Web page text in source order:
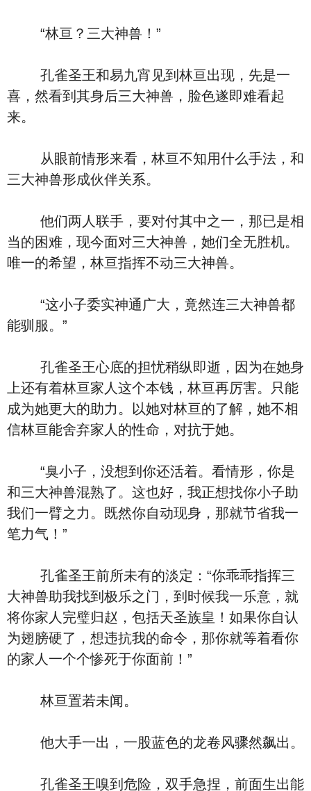
“林亘？三大神兽！”
孔雀圣王和易九宵见到林亘出现，先是一
喜，然看到其身后三大神兽，脸色遂即难看起
来。
从眼前情形来看，林亘不知用什么手法，和
三大神兽形成伙伴关系。
他们两人联手，要对付其中之一，那已是相
当的困难，现今面对三大神兽，她们全无胜机。
唯一的希望，林亘指挥不动三大神兽。
“这小子委实神通广大，竟然连三大神兽都
能驯服。”
孔雀圣王心底的担忧稍纵即逝，因为在她身
上还有着林亘家人这个本钱，林亘再厉害。只能
成为她更大的助力。以她对林亘的了解，她不相
信林亘能舍弃家人的性命，对抗于她。
“臭小子，没想到你还活着。看情形，你是
和三大神兽混熟了。这也好，我正想找你小子助
我们一臂之力。既然你自动现身，那就节省我一
笔力气！”
孔雀圣王前所未有的淡定：“你乖乖指挥三
大神兽助我找到极乐之门，到时候我一乐意，就
将你家人完璧归赵，包括天圣族皇！如果你自认
为翅膀硬了，想违抗我的命令，那你就等着看你
的家人一个个惨死于你面前！”
林亘置若未闻。
他大手一出，一股蓝色的龙卷风骤然飙出。
孔雀圣王嗅到危险，双手急捏，前面生出能